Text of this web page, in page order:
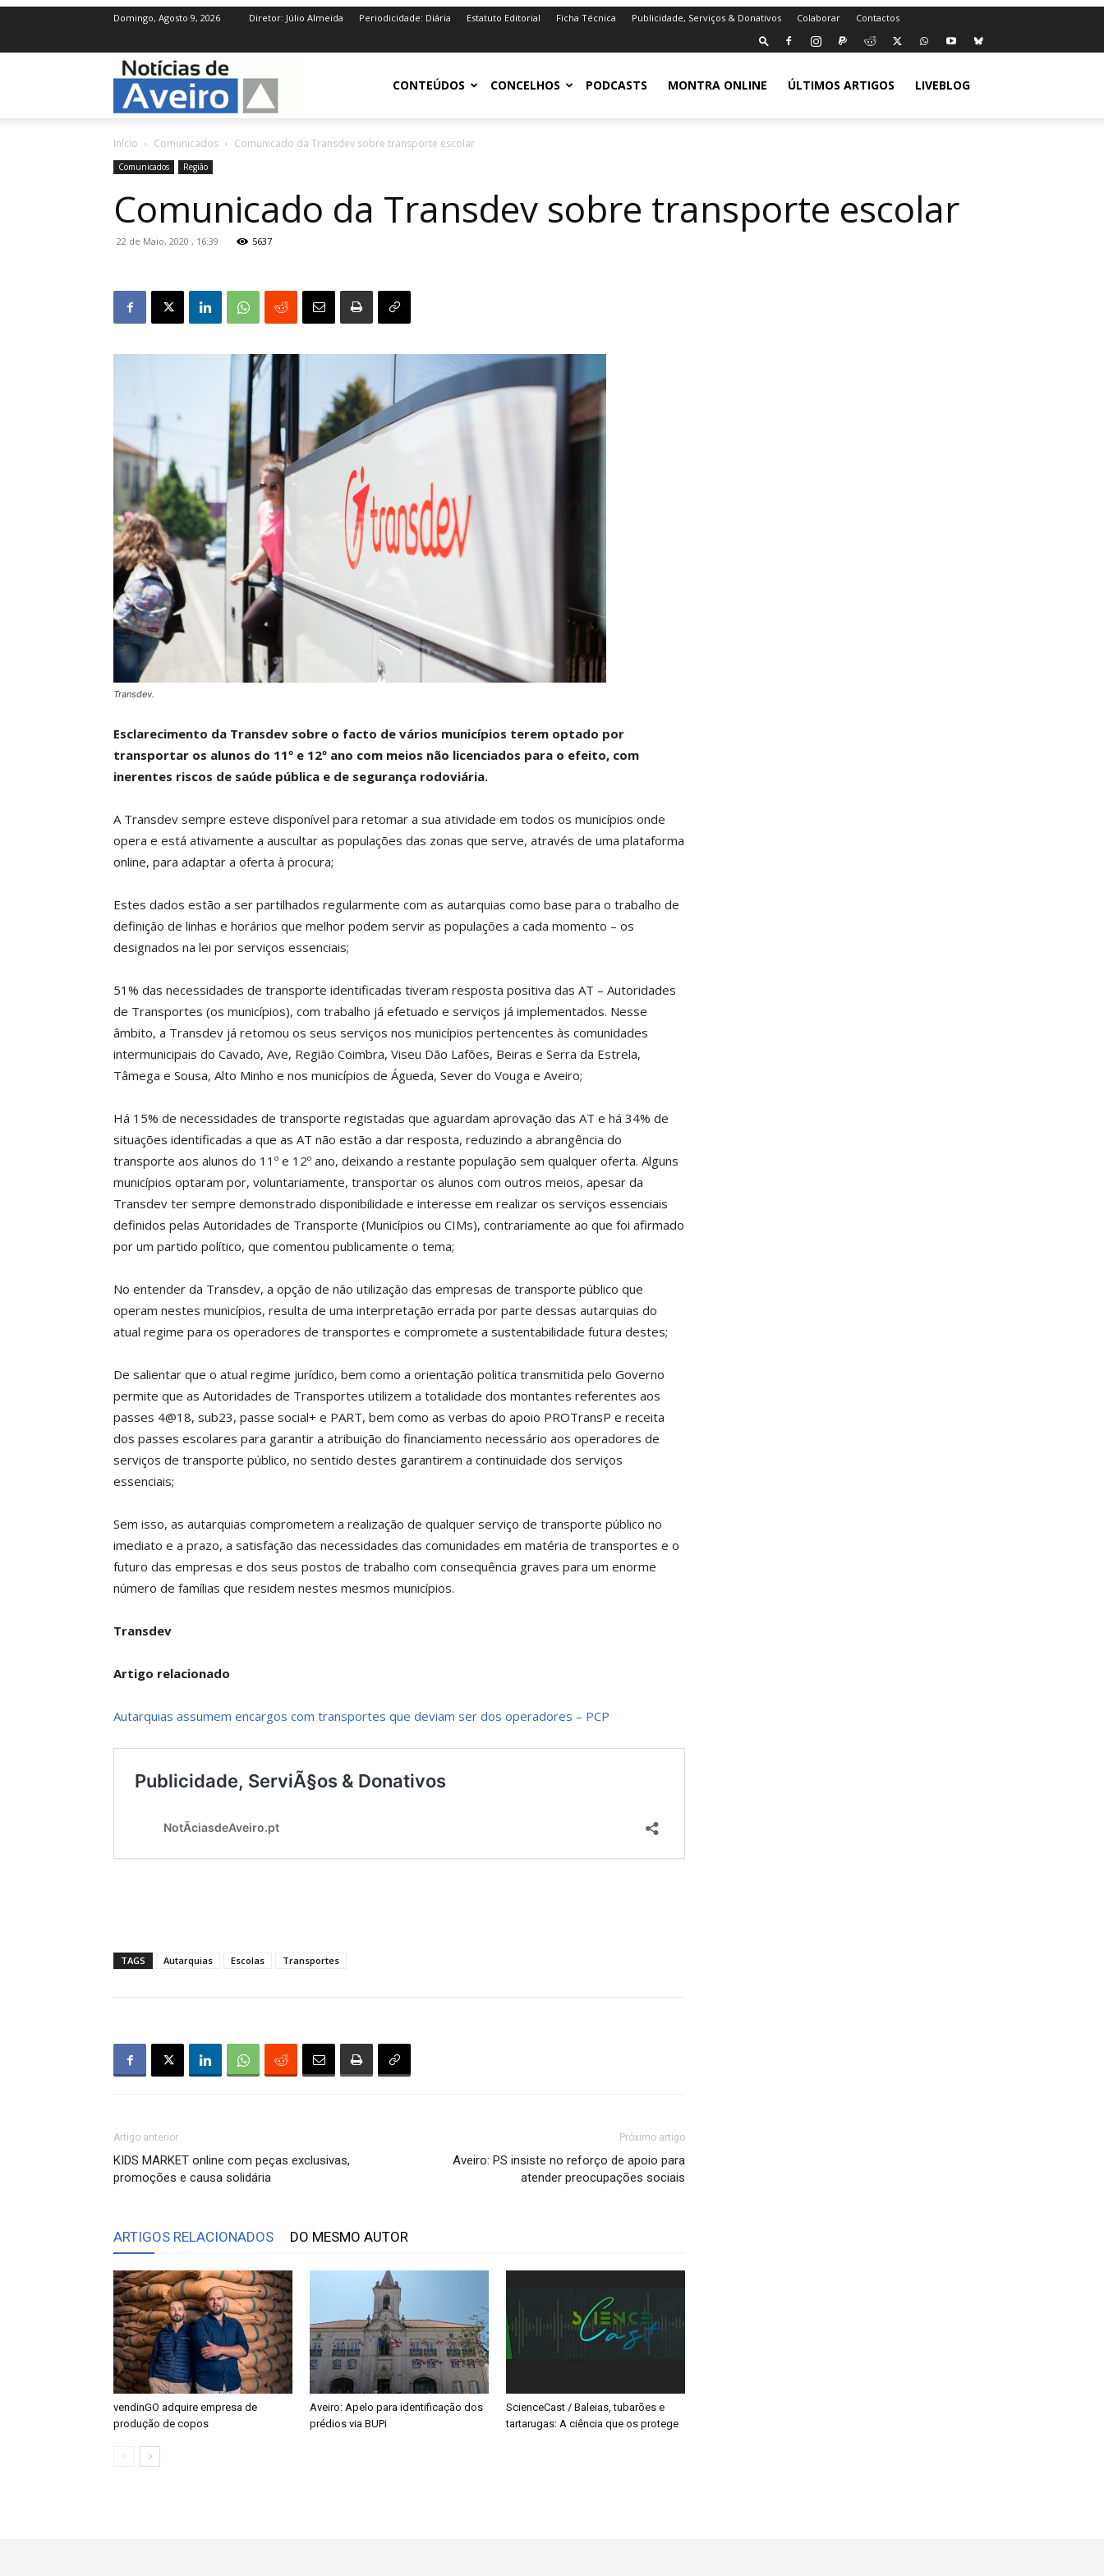
Domingo, Agosto 9, 2026 Diretor: Júlio Almeida Periodicidade: Diária Estatuto Editorial Ficha Técnica Publicidade, Serviços & Donativos Colaborar Contactos
NotíciasdeAveiro.ptCONTEÚDOS CONCELHOS PODCASTS MONTRA ONLINE ÚLTIMOS ARTIGOS LIVEBLOG
Início Comunicados Comunicado da Transdev sobre transporte escolar
Comunicados Região
Comunicado da Transdev sobre transporte escolar
22 de Maio, 2020 , 16:39 5637
Transdev.
Esclarecimento da Transdev sobre o facto de vários municípios terem optado por
transportar os alunos do 11º e 12º ano com meios não licenciados para o efeito, com
inerentes riscos de saúde pública e de segurança rodoviária.
A Transdev sempre esteve disponível para retomar a sua atividade em todos os municípios onde
opera e está ativamente a auscultar as populações das zonas que serve, através de uma plataforma
online, para adaptar a oferta à procura;
Estes dados estão a ser partilhados regularmente com as autarquias como base para o trabalho de
definição de linhas e horários que melhor podem servir as populações a cada momento – os
designados na lei por serviços essenciais;
51% das necessidades de transporte identificadas tiveram resposta positiva das AT – Autoridades
de Transportes (os municípios), com trabalho já efetuado e serviços já implementados. Nesse
âmbito, a Transdev já retomou os seus serviços nos municípios pertencentes às comunidades
intermunicipais do Cavado, Ave, Região Coimbra, Viseu Dão Lafões, Beiras e Serra da Estrela,
Tâmega e Sousa, Alto Minho e nos municípios de Águeda, Sever do Vouga e Aveiro;
Há 15% de necessidades de transporte registadas que aguardam aprovação das AT e há 34% de
situações identificadas a que as AT não estão a dar resposta, reduzindo a abrangência do
transporte aos alunos do 11º e 12º ano, deixando a restante população sem qualquer oferta. Alguns
municípios optaram por, voluntariamente, transportar os alunos com outros meios, apesar da
Transdev ter sempre demonstrado disponibilidade e interesse em realizar os serviços essenciais
definidos pelas Autoridades de Transporte (Municípios ou CIMs), contrariamente ao que foi afirmado
por um partido político, que comentou publicamente o tema;
No entender da Transdev, a opção de não utilização das empresas de transporte público que
operam nestes municípios, resulta de uma interpretação errada por parte dessas autarquias do
atual regime para os operadores de transportes e compromete a sustentabilidade futura destes;
De salientar que o atual regime jurídico, bem como a orientação politica transmitida pelo Governo
permite que as Autoridades de Transportes utilizem a totalidade dos montantes referentes aos
passes 4@18, sub23, passe social+ e PART, bem como as verbas do apoio PROTransP e receita
dos passes escolares para garantir a atribuição do financiamento necessário aos operadores de
serviços de transporte público, no sentido destes garantirem a continuidade dos serviços
essenciais;
Sem isso, as autarquias comprometem a realização de qualquer serviço de transporte público no
imediato e a prazo, a satisfação das necessidades das comunidades em matéria de transportes e o
futuro das empresas e dos seus postos de trabalho com consequência graves para um enorme
número de famílias que residem nestes mesmos municípios.
Transdev
Artigo relacionado
Autarquias assumem encargos com transportes que deviam ser dos operadores – PCP
TAGS Autarquias Escolas Transportes
Artigo anterior
KIDS MARKET online com peças exclusivas,
promoções e causa solidária
Próximo artigo
Aveiro: PS insiste no reforço de apoio para
atender preocupações sociais
ARTIGOS RELACIONADOS DO MESMO AUTOR
vendinGO adquire empresa de
produção de copos
Aveiro: Apelo para identificação dos
prédios via BUPi
ScienceCast / Baleias, tubarões e
tartarugas: A ciência que os protege